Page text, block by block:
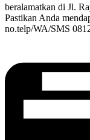
beralamatkan di Jl.
Pastikan Anda
no.telp/WA/SMS